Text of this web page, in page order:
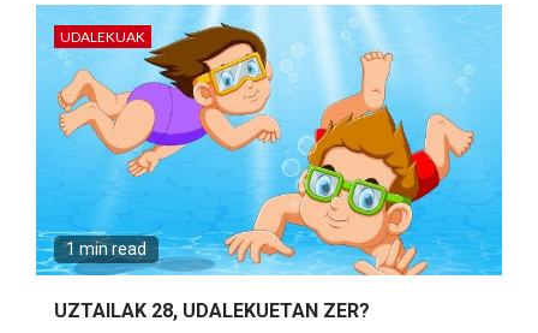
UDALEKUAK
1 min read
UZTAILAK 28, UDALEKUETAN ZER?